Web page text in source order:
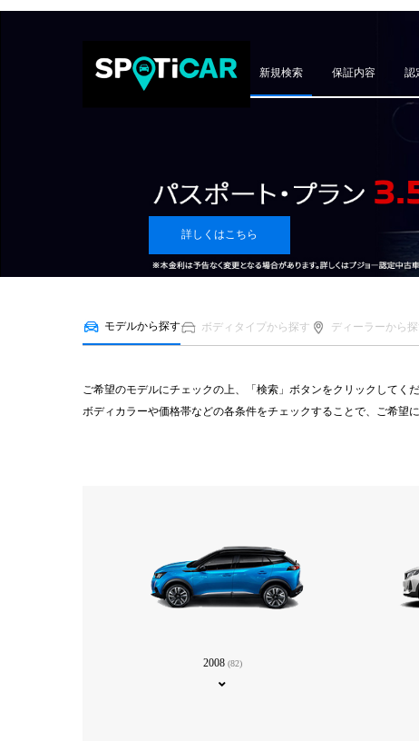
新規検索 保証内容 認
詳しくはこちら
モデルから探す ボディタイプから探す ディーラーから
ご希望のモデルにチェックの上、「検索」ボタンをクリックしてくだ
ボディカラーや価格帯などの各条件をチェックすることで、ご希望
2008 (82)